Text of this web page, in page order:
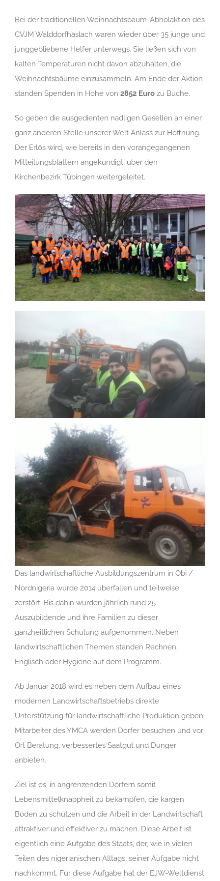
Bei der traditionellen Weihnachtsbaum-Abholaktion des
CVJM Walddorfhäslach waren wieder über 35 junge und
junggebliebene Helfer unterwegs. Sie ließen sich von
kalten Temperaturen nicht davon abzuhalten, die
Weihnachtsbäume einzusammeln. Am Ende der Aktion
standen Spenden in Höhe von 2852 Eurozu Buche.
So geben die ausgedienten nadligen Gesellen an einer
ganz anderen Stelle unserer Welt Anlass zur Hoffnung.
Der Erlös wird, wie bereits in den vorangegangenen
Mitteilungsblättern angekündigt, über den
Kirchenbezirk Tübingen weitergeleitet.
Das landwirtschaftliche Ausbildungszentrum in Obi /
Nordnigeria wurde 2014 überfallen und teilweise
zerstört. Bis dahin wurden jährlich rund 25
Auszubildende und ihre Familien zu dieser
ganzheitlichen Schulung aufgenommen. Neben
landwirtschaftlichen Themen standen Rechnen,
Englisch oder Hygiene auf dem Programm.
Ab Januar 2018 wird es neben dem Aufbau eines
modernen Landwirtschaftsbetriebs direkte
Unterstützung für landwirtschaftliche Produktion geben.
Mitarbeiter des YMCA werden Dörfer besuchen und vor
Ort Beratung, verbessertes Saatgut und Dünger
anbieten.
Ziel ist es, in angrenzenden Dörfern somit
Lebensmittelknappheit zu bekämpfen, die kargen
Böden zu schützen und die Arbeit in der Landwirtschaft
attraktiver und effektiver zu machen. Diese Arbeit ist
eigentlich eine Aufgabe des Staats, der, wie in vielen
Teilen des nigerianischen Alltags, seiner Aufgabe nicht
nachkommt. Für diese Aufgabe hat der EJW-Weltdienst